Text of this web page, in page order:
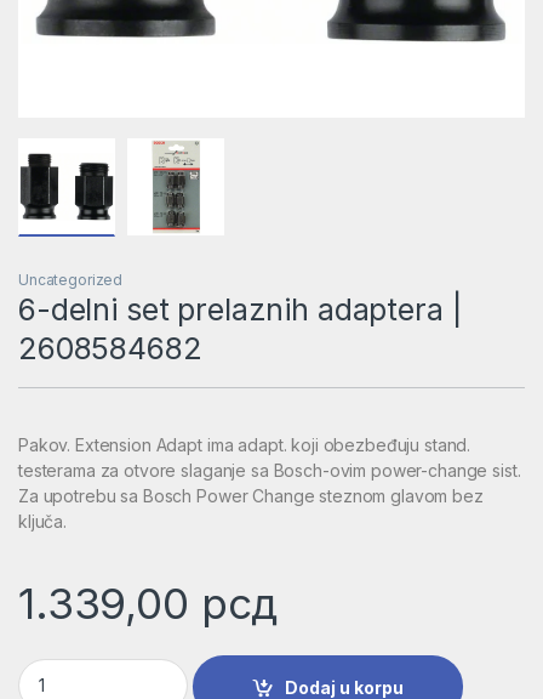
Uncategorized
6-delni set prelaznih adaptera |
2608584682
Pakov. Extension Adapt ima adapt. koji obezbeđuju stand.
testerama za otvore slaganje sa Bosch-ovim power-change sist.
Za upotrebu sa Bosch Power Change steznom glavom bez
ključa.
1.339,00 рсд
6-delni set prelaznih adaptera | 2608584682 količina
Dodaj u korpu